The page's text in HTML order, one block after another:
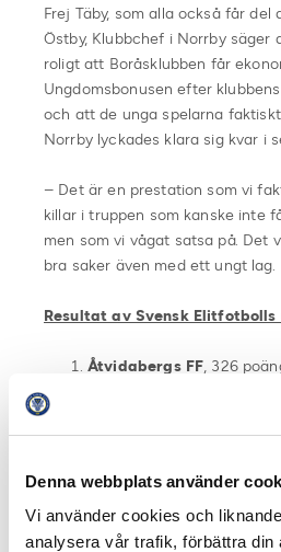
Denna webbplats använder
Vi använder cookies och
analysera vår trafik, förbättra din
Frej Täby, som alla också får del
Östby, Klubbchef i Norrby
roligt att Boråsklubben får
Ungdomsbonusen efter
och att de unga spelarna
Norrby lyckades klara sig kvar i
– Det är en prestation som vi
killar i truppen som kanske inte
men som vi vågat satsa på. Det
bra saker även med ett ungt lag.
Resultat av Svensk Elitfotbolls
Åtvidabergs FF, 326
Frej Täby150p – 100 000